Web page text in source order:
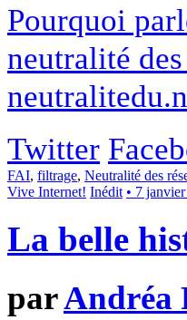
Pourquoi
neutralité
Twitter
FAI, filtrage, Neutralité des
Vive Internet! Inédit • 7 janvier
La belle
parAndréa